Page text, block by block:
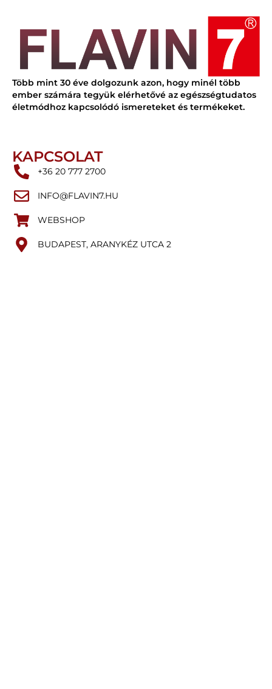
Több mint 30 éve dolgozunk azon, hogy minél több
ember számára tegyük elérhetővé az egészségtudatos
életmódhoz kapcsolódó ismereteket és termékeket.
KAPCSOLAT
+36 20 777 2700
INFO@FLAVIN7.HU
WEBSHOP
BUDAPEST, ARANYKÉZ UTCA 2